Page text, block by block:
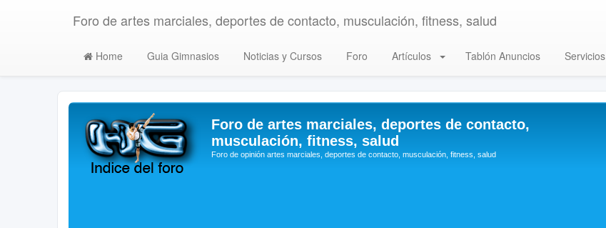
Foro de artes marciales, deportes de contacto, musculación, fitness, salud
Home Guia Gimnasios Noticias y Cursos Foro Artículos Tablón Anuncios Servicios
Foro de artes marciales, deportes de contacto,
musculación, fitness, salud
Foro de opinión artes marciales, deportes de contacto, musculación, fitness, salud